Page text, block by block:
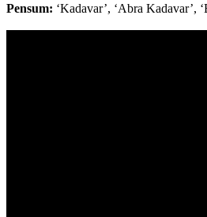
Pensum: ‘Kadavar’, ‘Abra Kadavar’,